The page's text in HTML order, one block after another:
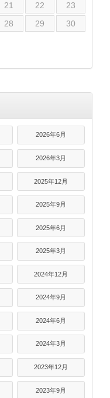
21 22
23
28 29
30
2026年6月
2026年3月
2025年12月
2025年9月
2025年6月
2025年3月
2024年12月
2024年9月
2024年6月
2024年3月
2023年12月
2023年9月